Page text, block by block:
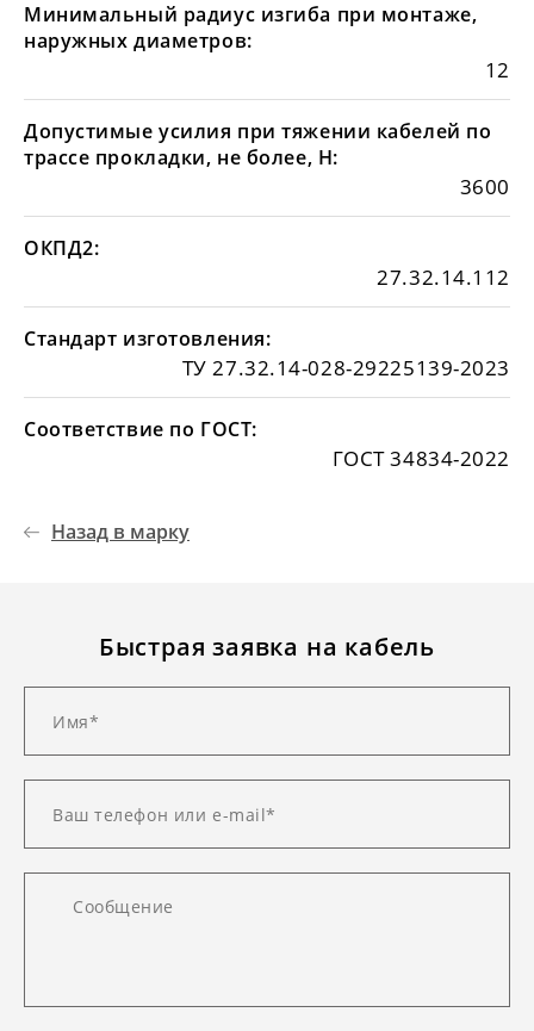
Минимальный радиус изгиба при монтаже,
наружных диаметров:
12
Допустимые усилия при тяжении кабелей по
трассе прокладки, не более, Н:
3600
ОКПД2:
27.32.14.112
Стандарт изготовления:
ТУ 27.32.14-028-29225139-2023
Соответствие по ГОСТ:
ГОСТ 34834-2022
Назад в марку
Быстрая заявка на кабель